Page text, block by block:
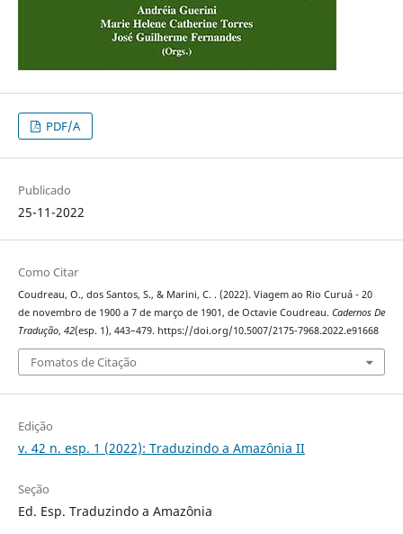
PDF/A
Publicado
25-11-2022
Como Citar
Coudreau, O., dos Santos, S., & Marini, C. . (2022). Viagem ao Rio Curuá - 20
de novembro de 1900 a 7 de março de 1901, de Octavie Coudreau. Cadernos De
Tradução, 42(esp. 1), 443–479. https://doi.org/10.5007/2175-7968.2022.e91668
Fomatos de Citação
Edição
v. 42 n. esp. 1 (2022): Traduzindo a Amazônia II
Seção
Ed. Esp. Traduzindo a Amazônia